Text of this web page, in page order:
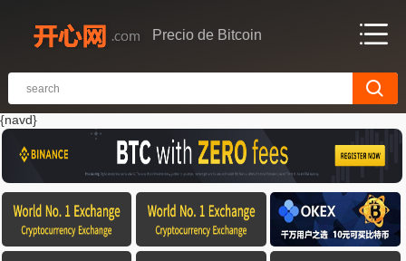
Precio de Bitcoin
{navd}